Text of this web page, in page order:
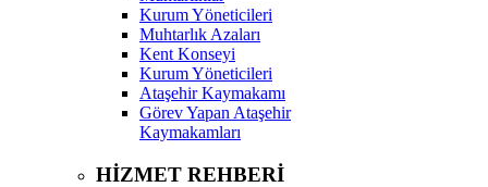
Kurum Yöneticileri
Muhtarlık Azaları
Kent Konseyi
Kurum Yöneticileri
Ataşehir Kaymakamı
Görev Yapan Ataşehir
Kaymakamları
HİZMET REHBERİ